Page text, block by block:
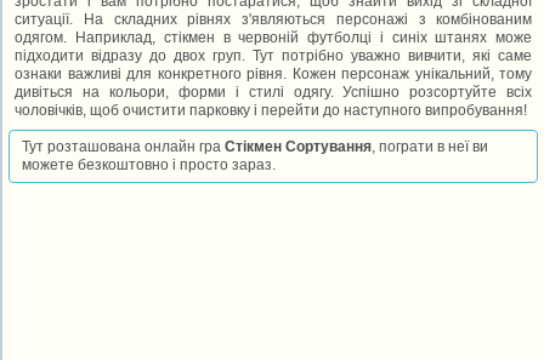
ситуації. На складних рівнях з'являються персонажі з комбінованим
одягом. Наприклад, стікмен в червоній футболці і синіх штанях може
підходити відразу до двох груп. Тут потрібно уважно вивчити, які саме
ознаки важливі для конкретного рівня. Кожен персонаж унікальний, тому
дивіться на кольори, форми і стилі одягу. Успішно розсортуйте всіх
чоловічків, щоб очистити парковку і перейти до наступного випробування!
Тут розташована онлайн граСтікмен Сортування, пограти в неї ви
можете безкоштовно і просто зараз.